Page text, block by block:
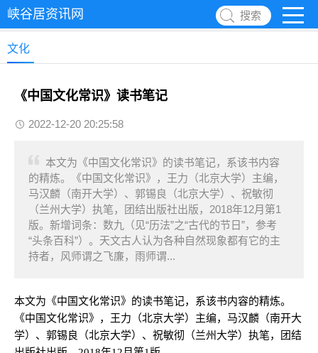
峡谷居资讯网 搜索
文化
《中国文化常识》读书笔记
2022-12-20 20:25:58
本文为《中国文化常识》的读书笔记，系该书内容
的精炼。《中国文化常识》，王力（北京大学）主编，
马汉麟（南开大学）、郭锡良（北京大学）、祝敏彻
（兰州大学）执笔，团结出版社出版，2018年12月第1
版。新增词条：数九（见“历法”之“古代的节日”，参考
“头条百科”）。天文古人认为各种自然现象都有它的主
持者，风师谓之飞廉，雨师谓...
本文为《中国文化常识》的读书笔记，系该书内容的精炼。
《中国文化常识》，王力（北京大学）主编，马汉麟（南开大
学）、郭锡良（北京大学）、祝敏彻（兰州大学）执笔，团结